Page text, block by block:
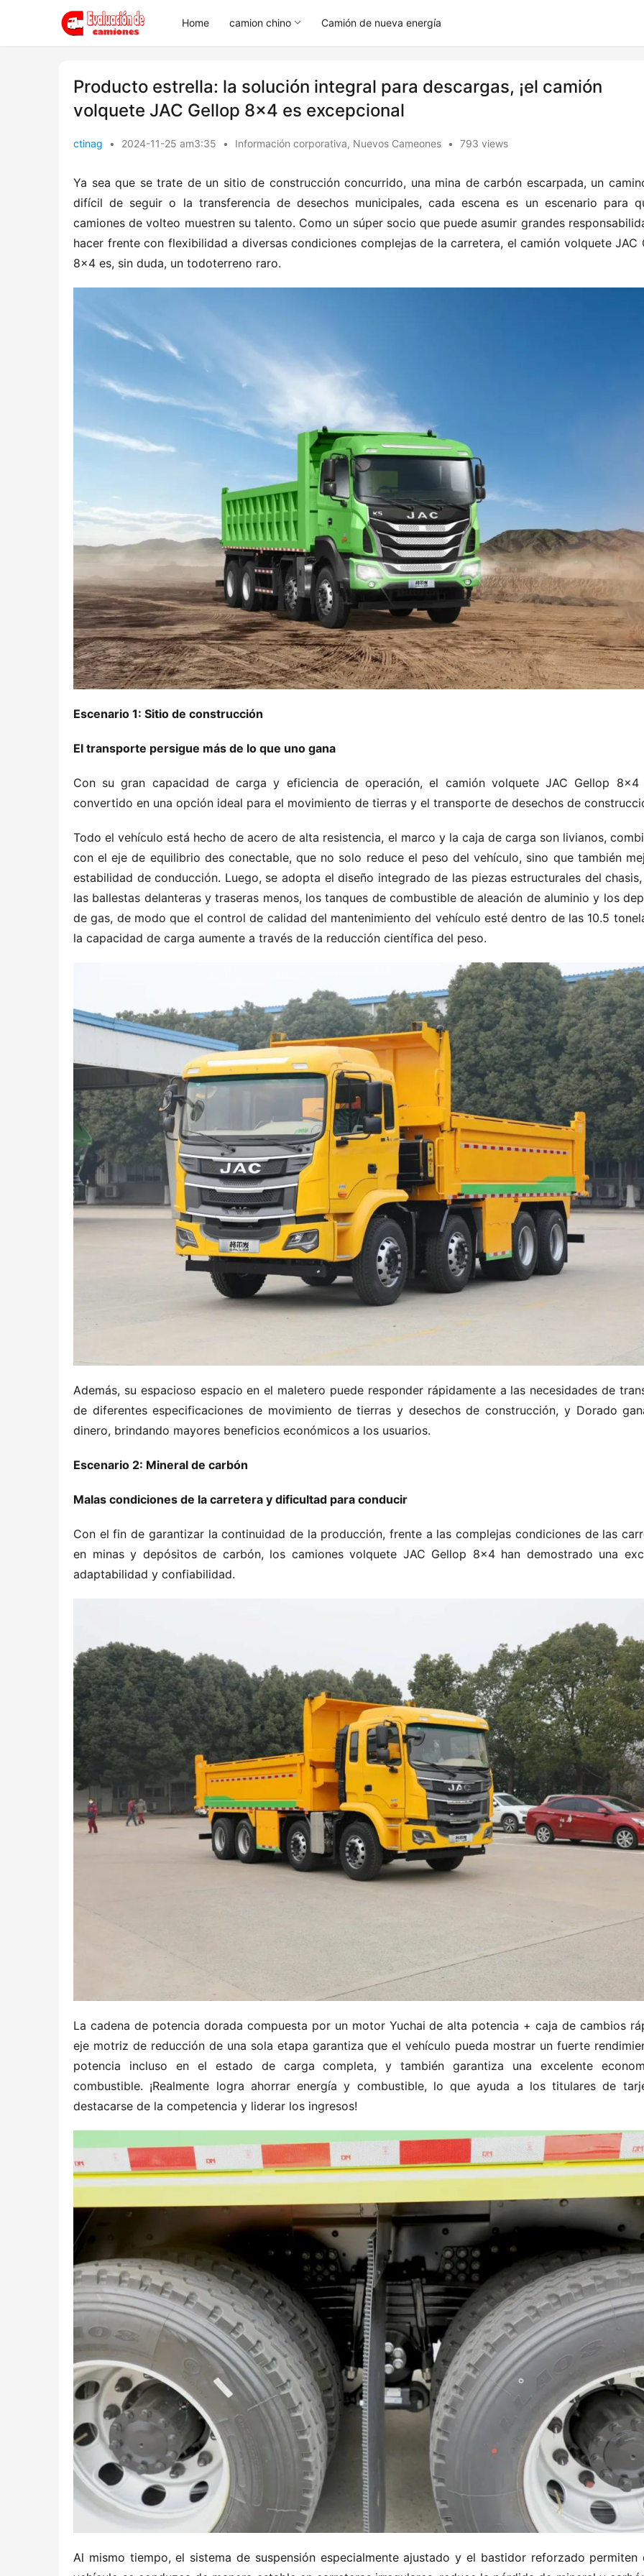
Home camion chino Camión de nueva energía
Producto estrella: la solución integral para descargas, ¡el camión
volquete JAC Gellop 8×4 es excepcional
ctinag • 2024-11-25 am3:35 • Información corporativa, Nuevos Cameones • 793 views
Ya sea que se trate de un sitio de construcción concurrido, una mina de carbón escarpada, un
difícil de seguir o la transferencia de desechos municipales, cada escena es un escenario para
camiones de volteo muestren su talento. Como un súper socio que puede asumir grandes
hacer frente con flexibilidad a diversas condiciones complejas de la carretera, el camión volquete JAC
8×4 es, sin duda, un todoterreno raro.
Escenario 1: Sitio de construcción
El transporte persigue más de lo que uno gana
Con su gran capacidad de carga y eficiencia de operación, el camión volquete JAC Gellop 8×4
convertido en una opción ideal para el movimiento de tierras y el transporte de desechos de
Todo el vehículo está hecho de acero de alta resistencia, el marco y la caja de carga son livianos,
con el eje de equilibrio des conectable, que no solo reduce el peso del vehículo, sino que también
estabilidad de conducción. Luego, se adopta el diseño integrado de las piezas estructurales del
las ballestas delanteras y traseras menos, los tanques de combustible de aleación de aluminio y los
de gas, de modo que el control de calidad del mantenimiento del vehículo esté dentro de las 10.5
la capacidad de carga aumente a través de la reducción científica del peso.
Además, su espacioso espacio en el maletero puede responder rápidamente a las necesidades de
de diferentes especificaciones de movimiento de tierras y desechos de construcción, y Dorado
dinero, brindando mayores beneficios económicos a los usuarios.
Escenario 2: Mineral de carbón
Malas condiciones de la carretera y dificultad para conducir
Con el fin de garantizar la continuidad de la producción, frente a las complejas condiciones de las
en minas y depósitos de carbón, los camiones volquete JAC Gellop 8×4 han demostrado una
adaptabilidad y confiabilidad.
La cadena de potencia dorada compuesta por un motor Yuchai de alta potencia + caja de cambios
eje motriz de reducción de una sola etapa garantiza que el vehículo pueda mostrar un fuerte
potencia incluso en el estado de carga completa, y también garantiza una excelente
combustible. ¡Realmente logra ahorrar energía y combustible, lo que ayuda a los titulares de
destacarse de la competencia y liderar los ingresos!
Al mismo tiempo, el sistema de suspensión especialmente ajustado y el bastidor reforzado permiten